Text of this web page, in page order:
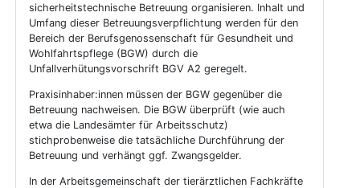
sicherheitstechnische Betreuung organisieren. Inhalt und
Umfang dieser Betreuungsverpflichtung werden für den
Bereich der Berufsgenossenschaft für Gesundheit und
Wohlfahrtspflege (BGW) durch die
Unfallverhütungsvorschrift BGV A2 geregelt.
Praxisinhaber:innen müssen der BGW gegenüber die
Betreuung nachweisen. Die BGW überprüft (wie auch
etwa die Landesämter für Arbeitsschutz)
stichprobenweise die tatsächliche Durchführung der
Betreuung und verhängt ggf. Zwangsgelder.
In der Arbeitsgemeinschaft der tierärztlichen Fachkräfte